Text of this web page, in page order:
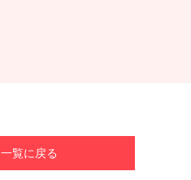
一覧に戻る